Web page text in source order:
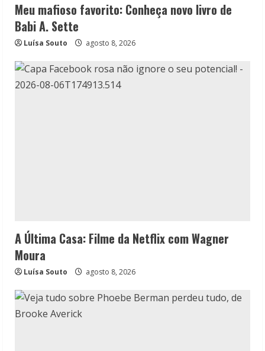
Meu mafioso favorito: Conheça novo livro de
Babi A. Sette
Luísa Souto agosto 8, 2026
A Última Casa: Filme da Netflix com Wagner
Moura
Luísa Souto agosto 8, 2026